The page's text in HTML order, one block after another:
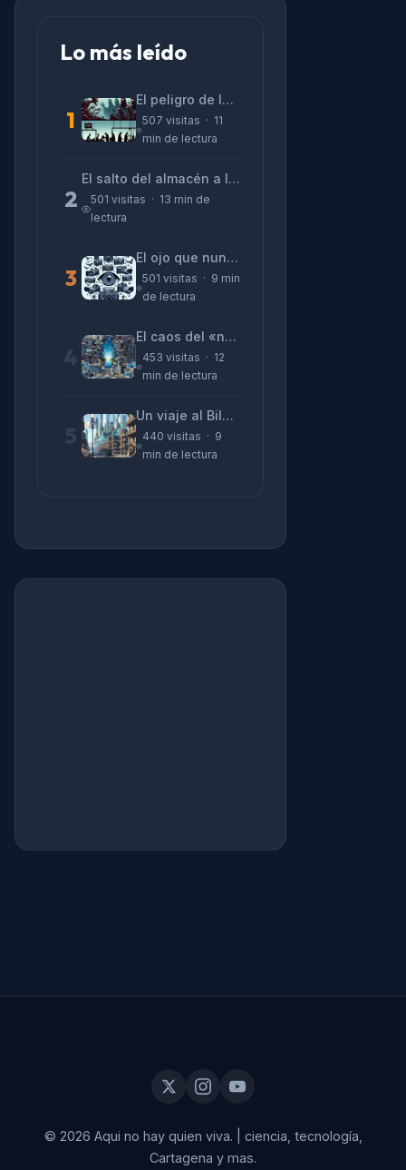
Lo más leído
1
El peligro de las «alucinaciones» y el CV prefabricado
507 visitas · 11
min de lectura
2
El salto del almacén a la terminal: La realidad de reinventarse en tecnología
501 visitas · 13 min de
lectura
3
El ojo que nunca parpadea: lo que nos cuentan las cámaras de Lizeth Marzano
501 visitas · 9 min
de lectura
El caos del «no funciona nada» y la realidad tras la pantalla
453 visitas · 12
min de lectura
Un viaje al Bilbao de 2026 con sabor a 1895
440 visitas · 9
min de lectura
© 2026 Aqui no hay quien viva.
ciencia, tecnología,
Cartagena y mas.